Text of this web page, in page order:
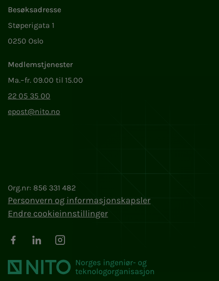
Besøksadresse
Støperigata 1
0250 Oslo
Medlemstjenester
Ma.–fr. 09.00 til 15.00
22 05 35 00
epost@nito.no
Org.nr: 856 331 482
Personvern og informasjonskapsler
Endre cookieinnstillinger
FacebookLinkedInInstagram